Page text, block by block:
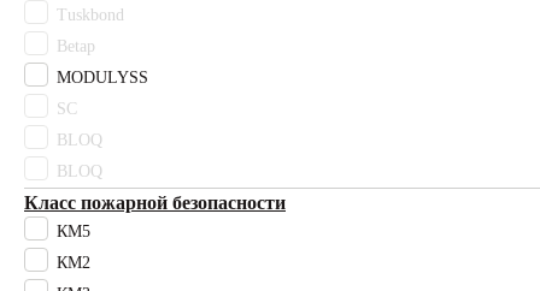
ресторанов
Tuskbond
Betap
MODULYSS
SC
BLOQ
BLOQ
Класс пожарной безопасности
КМ5
КМ2